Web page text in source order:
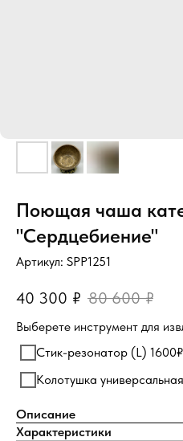
Поющая чаша
"Сердцебиение"
Артикул: SPP1251
40 300 ₽ 80 600 ₽
Выберете инструмент для
Стик-резонатор (L) 1600₽
Колотушка
Описание
Характеристики